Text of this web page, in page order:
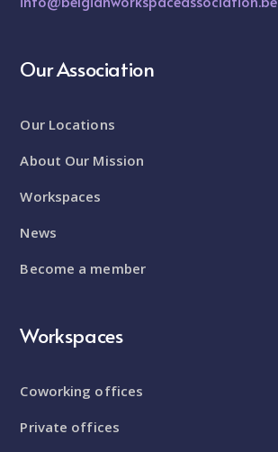
Our Association
Our Locations
About Our Mission
Workspaces
News
Become a member
Workspaces
Coworking offices
Private offices